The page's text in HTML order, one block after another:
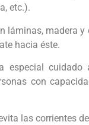
etc.).
madera
hacia éste.
con
las corrientes